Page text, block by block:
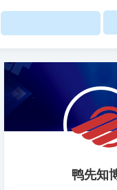
Search
鸭先知